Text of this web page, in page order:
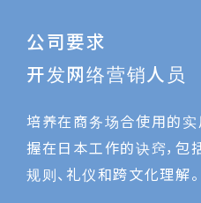
公司要求
开发网络营销人员
培养在商务场合使用的
握在日本工作的诀窍，包
规则、礼仪和跨文化理解。